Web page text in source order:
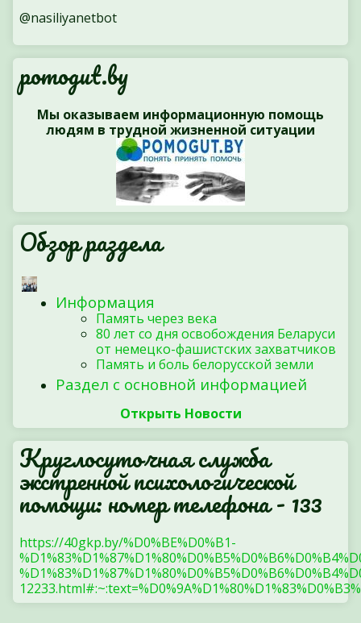
@nasiliyanetbot
pomogut.by
Мы оказываем информационную помощь
людям в трудной жизненной ситуации
Обзор раздела
Информация
Память через века
80 лет со дня освобождения Беларуси
от немецко-фашистских захватчиков
Память и боль белорусской земли
Раздел с основной информацией
Открыть Новости
Круглосуточная служба
экстренной психологической
помощи: номер телефона - 133
https://40gkp.by/%D0%BE%D0%B1-